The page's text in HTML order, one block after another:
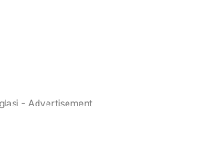
- Advertisement